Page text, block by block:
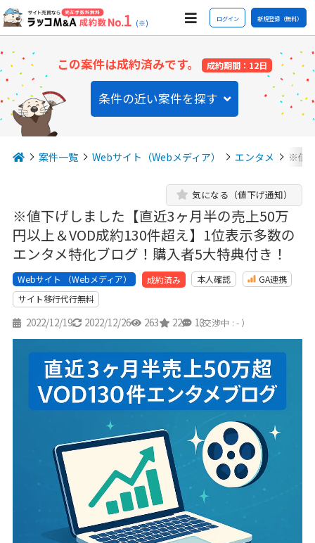
(※) ログイン 新規登録（無料）
この案件は成約済みです。 成約期間：12日
条件の近い案件を探す
案件一覧 Webサイト（Webメディア） エンタメ ※値
※値下げしました【直近3ヶ月半の売上50万
円以上＆VOD成約130件超え】1位表示多数の
エンタメ特化ブログ！購入者5大特典付き！
気になる（値下げ通知）
Webサイト （Webメディア） 成約済み 本人確認
GA連携
サイト移行代行無料
2022/12/19 2022/12/26 263 22 13
（交渉中 : - ）